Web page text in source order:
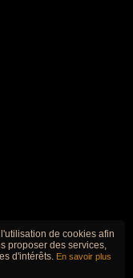
de cookies afin
proposer des services,
d'intérêts. En savoir plus